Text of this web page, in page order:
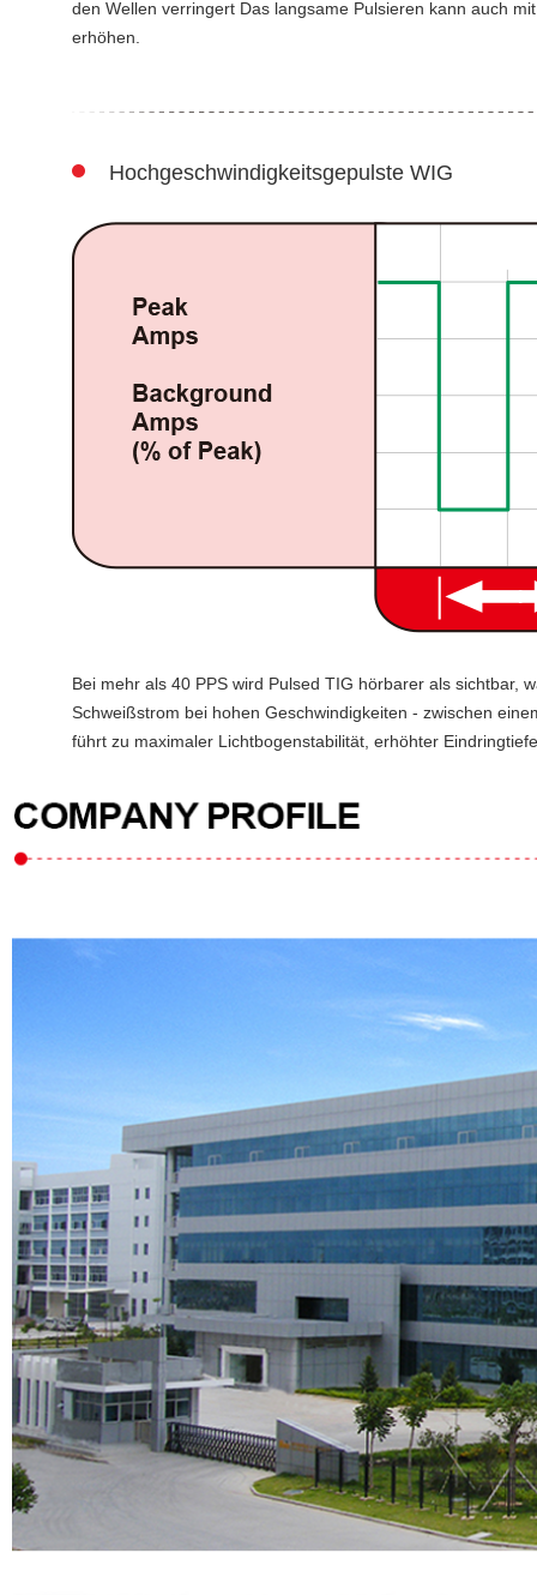
den Wellen verringert Das langsame Pulsieren kann auch
erhöhen.
Hochgeschwindigkeitsgepulste WIG
Bei mehr als 40 PPS wird Pulsed TIG hörbarer als sichtbar,
Schweißstrom bei hohen Geschwindigkeiten - zwischen
führt zu maximaler Lichtbogenstabilität, erhöhter